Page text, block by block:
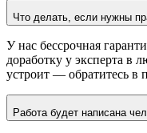
Что делать, если нужны
У нас бессрочная
доработку у эксперта в
устроит — обратитесь в
Работа будет написана